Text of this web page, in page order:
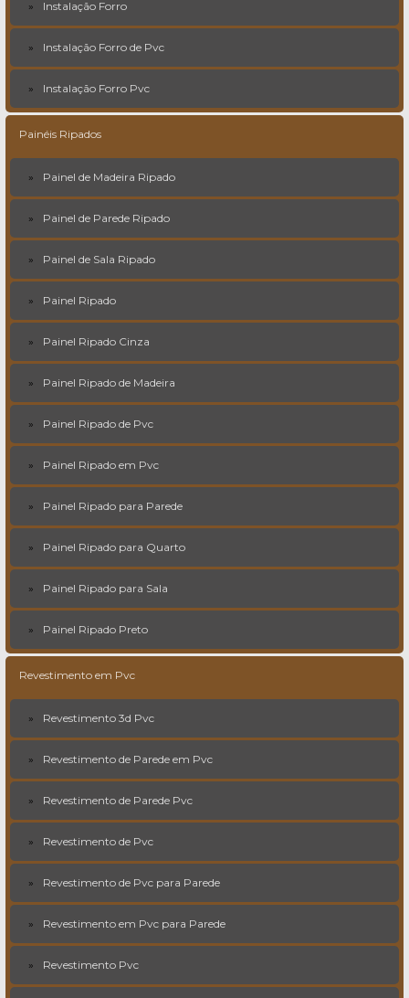
Instalação Forro
Instalação Forro de Pvc
Instalação Forro Pvc
Painéis Ripados
Painel de Madeira Ripado
Painel de Parede Ripado
Painel de Sala Ripado
Painel Ripado
Painel Ripado Cinza
Painel Ripado de Madeira
Painel Ripado de Pvc
Painel Ripado em Pvc
Painel Ripado para Parede
Painel Ripado para Quarto
Painel Ripado para Sala
Painel Ripado Preto
Revestimento em Pvc
Revestimento 3d Pvc
Revestimento de Parede em Pvc
Revestimento de Parede Pvc
Revestimento de Pvc
Revestimento de Pvc para Parede
Revestimento em Pvc para Parede
Revestimento Pvc